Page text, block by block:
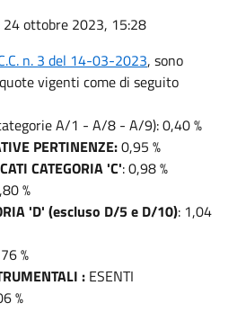
24 ottobre 2023, 15:28
n. 3 del 14-03-2023, sono
vigenti come di seguito
A/1 - A/8 - A/9): 0,40 %
PERTINENZE:0,95 %
CATEGORIA 'C': 0,98 %
%
'D' (escluso D/5 e D/10): 1,04
%
: ESENTI
%